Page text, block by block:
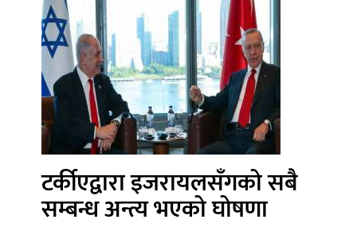
टर्कीएद्वारा इजरायलसँगको सबै
सम्बन्ध अन्त्य भएको घोषणा